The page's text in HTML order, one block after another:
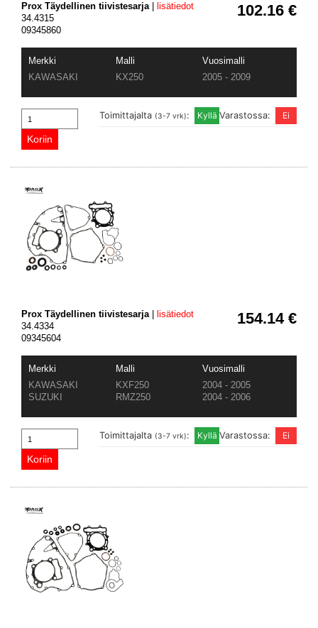
102.16 €
Prox Täydellinen tiivistesarja|
lisätiedot
34.4315
09345860
Merkki Malli
Vuosimalli
KAWASAKI
KX250 2005 - 2009
Varastossa:
Toimittajalta (3-7 vrk):
154.14 €
Prox Täydellinen tiivistesarja|
lisätiedot
34.4334
09345604
Merkki Malli
Vuosimalli
KAWASAKI
KXF250
2004 - 2005
SUZUKI
RMZ250 2004 - 2006
Varastossa:
Toimittajalta (3-7 vrk):